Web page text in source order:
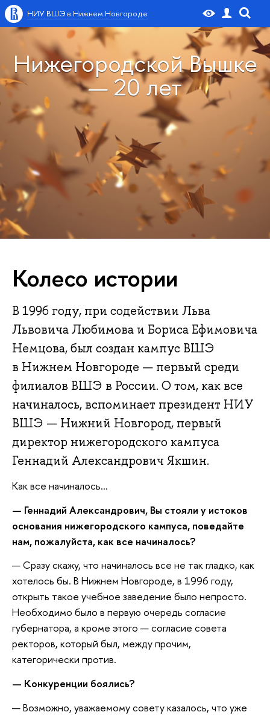
НИУ ВШЭ в Нижнем Новгороде
Нижегородской Вышке
— 20 лет
Колесо истории
В 1996 году, при содействии Льва
Львовича Любимова и Бориса Ефимовича
Немцова, был создан кампус ВШЭ
в Нижнем Новгороде — первый среди
филиалов ВШЭ в России. О том, как все
начиналось, вспоминает президент НИУ
ВШЭ — Нижний Новгород, первый
директор нижегородского кампуса
Геннадий Александрович Якшин.
Как все начиналось...
— Геннадий Александрович, Вы стояли у истоков
основания нижегородского кампуса, поведайте
нам, пожалуйста, как все начиналось?
— Сразу скажу, что начиналось все не так гладко, как
хотелось бы. В Нижнем Новгороде, в 1996 году,
открыть такое учебное заведение было непросто.
Необходимо было в первую очередь согласие
губернатора, а кроме этого — согласие совета
ректоров, который был, между прочим,
категорически против.
— Конкуренции боялись?
— Возможно, уважаемому совету казалось, что уже